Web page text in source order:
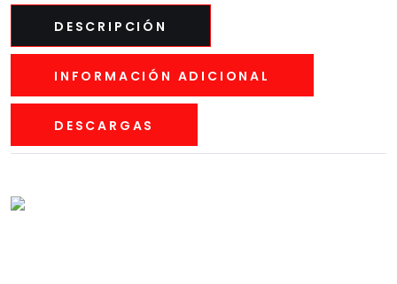
DESCRIPCIÓN
INFORMACIÓN ADICIONAL
DESCARGAS